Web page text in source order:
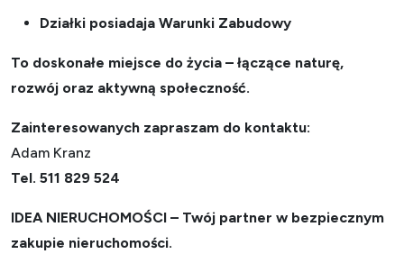
Działki posiadaja Warunki Zabudowy
To doskonałe miejsce do życia – łączące naturę,
rozwój oraz aktywną społeczność.
Zainteresowanych zapraszam do kontaktu:
Adam Kranz
Tel. 511 829 524
IDEA NIERUCHOMOŚCI – Twój partner w bezpiecznym
zakupie nieruchomości.